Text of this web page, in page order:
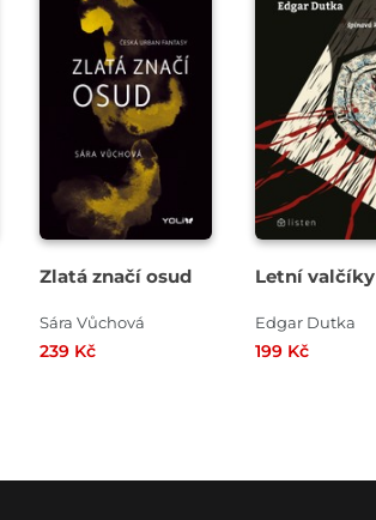
Zlatá značí osud
Sára Vůchová
239 Kč
Letní valčíky
Edgar Dutka
199 Kč